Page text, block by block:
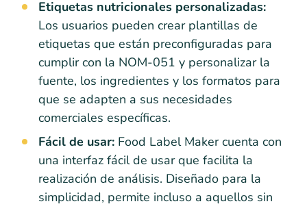
Etiquetas nutricionales personalizadas:
Los usuarios pueden crear plantillas de
etiquetas que están preconfiguradas para
cumplir con la NOM-051 y personalizar la
fuente, los ingredientes y los formatos para
que se adapten a sus necesidades
comerciales específicas.
Fácil de usar: Food Label Maker cuenta con
una interfaz fácil de usar que facilita la
realización de análisis. Diseñado para la
simplicidad, permite incluso a aquellos sin